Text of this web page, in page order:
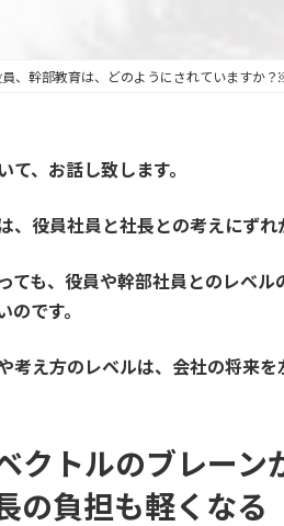
、幹部教育は、どのようにされていますか
て、お話し致します。
、役員社員と社長との考えにずれ
ても、役員や幹部社員とのレベ
のです。
考え方のレベルは、会社の将来を
クトルのブレーン
の負担も軽くなる